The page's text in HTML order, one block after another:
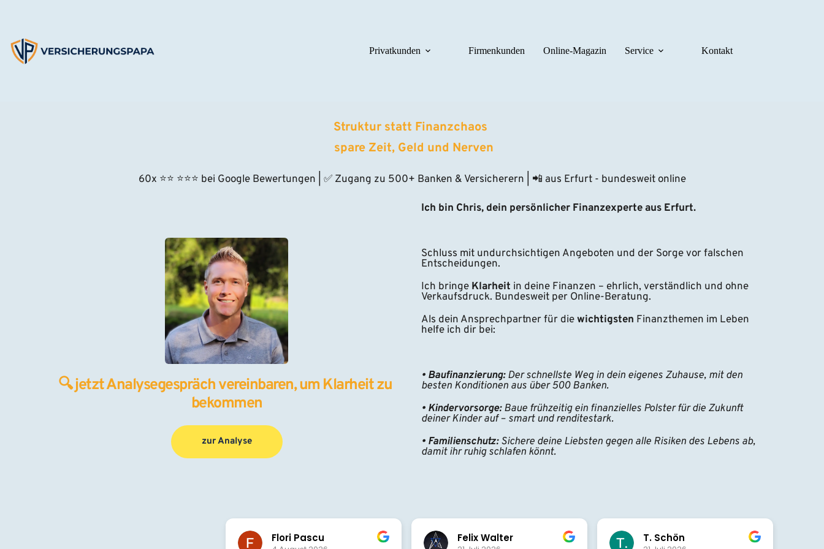
Privatkunden Firmenkunden Online-Magazin Service Kontakt
Struktur statt Finanzchaos
spare Zeit, Geld und Nerven
60x ⭐⭐ ⭐⭐⭐ bei Google Bewertungen | ✅ Zugang zu 500+ Banken & Versicherern | 📲 aus Erfurt - bundesweit online
🔍 jetzt Analysegespräch vereinbaren, um Klarheit zu
bekommen
zur Analyse
Ich bin Chris, dein persönlicher Finanzexperte aus Erfurt.
Schluss mit undurchsichtigen Angeboten und der Sorge vor falschen
Entscheidungen.
Ich bringe Klarheit in deine Finanzen – ehrlich, verständlich und ohne
Verkaufsdruck. Bundesweit per Online-Beratung.
Als dein Ansprechpartner für die wichtigsten Finanzthemen im Leben
helfe ich dir bei:
• Baufinanzierung: Der schnellste Weg in dein eigenes Zuhause, mit den
besten Konditionen aus über 500 Banken.
• Kindervorsorge: Baue frühzeitig ein finanzielles Polster für die Zukunft
deiner Kinder auf – smart und renditestark.
• Familienschutz: Sichere deine Liebsten gegen alle Risiken des Lebens ab,
damit ihr ruhig schlafen könnt.
Felix Walter T. Schön Beatrix Bulut